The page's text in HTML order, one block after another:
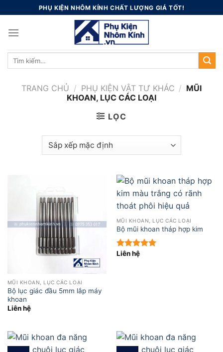
to
content
PHỤ KIỆN NHÔM KÍNH CHẤT LƯỢNG GIÁ TỐT!
Tìm
TRANG CHỦ / PHỤ KIỆN VẬT TƯ KHÁC / MŨI
KHOAN, LỤC CÁC LOẠI
LỌC
MŨI KHOAN, LỤC CÁC LOẠI
Bộ lục giác đầu 5mm lắp máy
khoan
Liên hệ
MŨI KHOAN, LỤC CÁC LOẠI
Bộ mũi khoan tháp hợp kim
Được xếp
Liên hệ